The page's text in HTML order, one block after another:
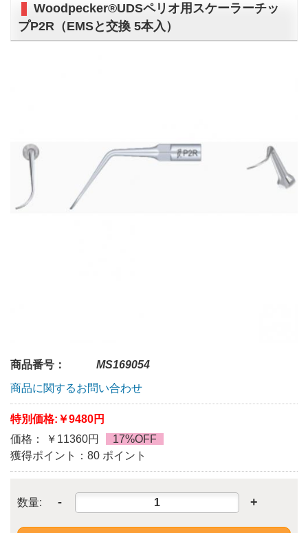
Woodpecker®UDSペリオ用スケーラーチッ
プP2R（EMSと交換 5本入）
商品番号：
MS169054
商品に関するお問い合わせ
特別価格: ￥9480円
価格： ￥11360円
17%OFF
獲得ポイント：80 ポイント
数量: - +